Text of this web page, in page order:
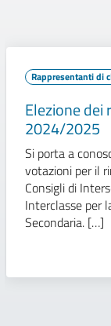
Rappresentanti di
Elezione dei
2024/2025
Si porta a
votazioni per il
Consigli di
Interclasse per
Secondaria. […]